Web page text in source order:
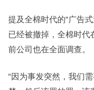
提及全棉时代的“广告
已经被撤掉，全棉时代
前公司也在全面调查。
“因为事发突然，我们